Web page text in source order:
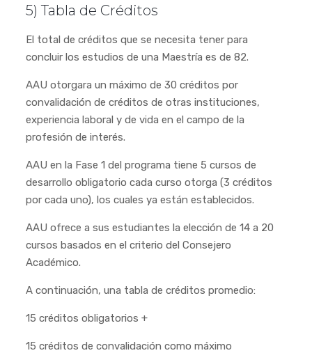
5) Tabla de Créditos
El total de créditos que se necesita tener para
concluir los estudios de una Maestría es de 82.
AAU otorgara un máximo de 30 créditos por
convalidación de créditos de otras instituciones,
experiencia laboral y de vida en el campo de la
profesión de interés.
AAU en la Fase 1 del programa tiene 5 cursos de
desarrollo obligatorio cada curso otorga (3 créditos
por cada uno), los cuales ya están establecidos.
AAU ofrece a sus estudiantes la elección de 14 a 20
cursos basados en el criterio del Consejero
Académico.
A continuación, una tabla de créditos promedio:
15 créditos obligatorios +
15 créditos de convalidación como máximo